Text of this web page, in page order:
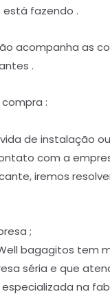
fazendo .
acompanha as
.
:
de instalação
com a
iremos
;
bagagitos tem
séria e que
na